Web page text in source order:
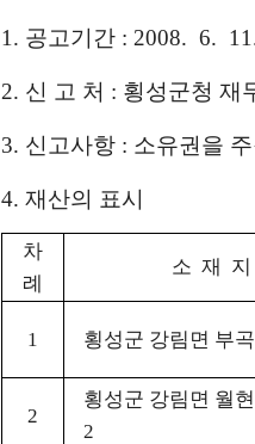
1. 공고기간 : 2008. 6.
2. 신 고 처 : 횡성군청 재
3. 신고사항 : 소유권을
4. 재산의 표시
차
례
소 재 지
1 횡성군 강림면 부
2
횡성군 강림면 월
2